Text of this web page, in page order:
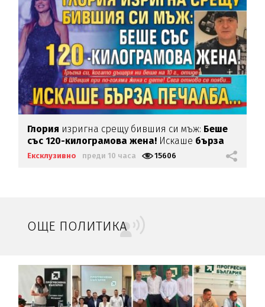
Глория изригна срещу бившия си мъж: Беше
със 120-килограмова жена! Искаше бърза
печалба...
Ексклузивно преди 10 часа 15606
ОЩЕ ПОЛИТИКА